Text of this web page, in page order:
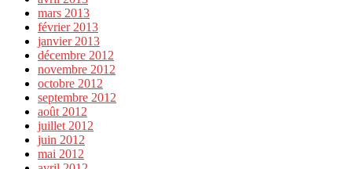
mars 2013
février 2013
janvier 2013
décembre 2012
novembre 2012
octobre 2012
septembre 2012
août 2012
juillet 2012
juin 2012
mai 2012